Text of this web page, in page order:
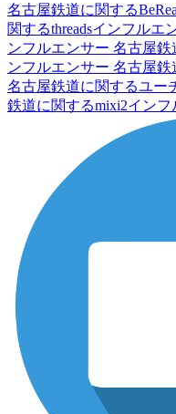
名古屋鉄道に関する
関するthreadsインフルエ
ンフルエンサー 名古屋鉄
ンフルエンサー 名古屋鉄
名古屋鉄道に関するユー
鉄道に関するmixi2インフ